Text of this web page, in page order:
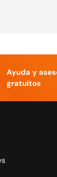
Ayuda y
gratuitos